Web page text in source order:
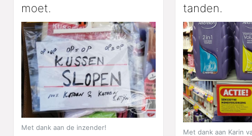
moet.
Met dank aan de inzender!
tanden.
Met dank aan Karin